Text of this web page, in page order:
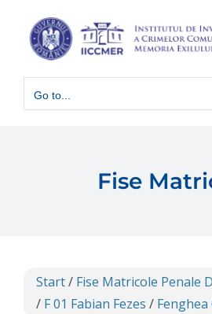
content
Go to...
Fise
Start/ Fise Matricole Penale
/ F 01 Fabian Fezes /